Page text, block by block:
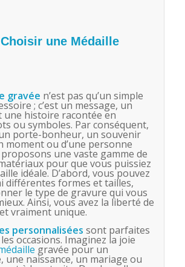
une Médaille
gravée n’est pas qu’un simple
; c’est un message, un
une histoire racontée en
ou symboles. Par conséquent,
porte-bonheur, un souvenir
moment ou d’une personne
une vaste gamme de
pour que vous puissiez
idéale. D’abord, vous pouvez
différentes formes et tailles,
le type de gravure qui vous
Ainsi, vous avez la liberté de
vraiment unique.
s personnalisées sont parfaites
occasions. Imaginez la joie
gravée pour un
une naissance, un mariage ou